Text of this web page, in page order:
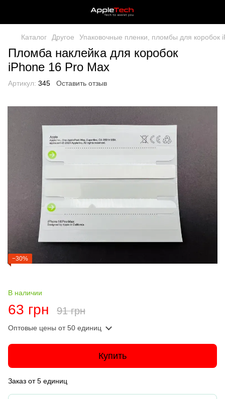
Каталог Другое Упаковочные пленки, пломбы для коробок
Пломба наклейка для коробок
iPhone 16 Pro Max
Артикул: 345 Оставить отзыв
−30%
В наличии
63 грн 91 грн
Оптовые цены от 50 единиц
Купить
Заказ от 5 единиц